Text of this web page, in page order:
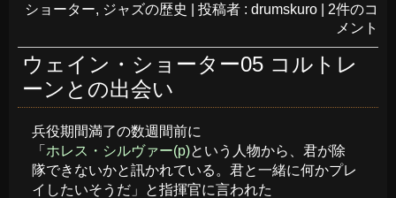
ショーター, ジャズの歴史 投稿者 : drumskuro
2件のコ
メント
ウェイン・ショーター05 コルトレ
ーンとの出会い
兵役期間満了の数週間前に
「 ホレス・シルヴァー(p)という人物から、君が除
隊できないかと訊かれている。君と一緒に何かプレ
イしたいそうだ」と指揮官に言われた